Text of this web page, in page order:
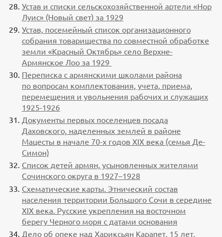
Устав и списки сельскохозяйственной артели «Нор
Луис» (Новый свет) за 1929
Устав, посемейный список организационного
собрания товарищества по совместной обработке
земли «Красный Октябрь» село Верхне-
Армянское Лоо за 1929
Переписка с армянскими школами района
по вопросам комплектования, учета, приема,
перемещения и увольнения рабочих и служащих
1925-1926
Документы первых поселенцев посада
Даховского, наделенных землей в районе
Мацесты в начале 70-х годов XIX века (семья Де-
Симон)
Список детей армян, усыновленных жителями
Сочинского округа в 1927–1928
Схематические карты. Этнический состав
населения территории Большого Сочи в середине
XIX века. Русские укрепления на восточном
берегу Черного моря с датами основания
Дело об опеке над Хариксьян Карапет, 15 лет,